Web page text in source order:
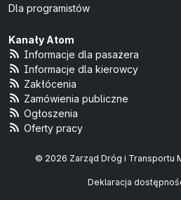
Dla programistów
Kanały Atom
Informacje dla pasażera
Informacje dla kierowcy
Zakłócenia
Zamówienia publiczne
Ogłoszenia
Oferty pracy
© 2026 Zarząd Dróg i Transportu
Deklaracja